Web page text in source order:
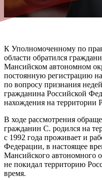
К Уполномоченному по
области обратился
Мансийском автономном
постоянную регистрацию
по вопросу признания
гражданина Российской
нахождения на территории
В ходе рассмотрения
гражданин С. родился на
с 1992 года проживает и
Федерации, в настоящее
Мансийского автономного
не покидал территорию
время.